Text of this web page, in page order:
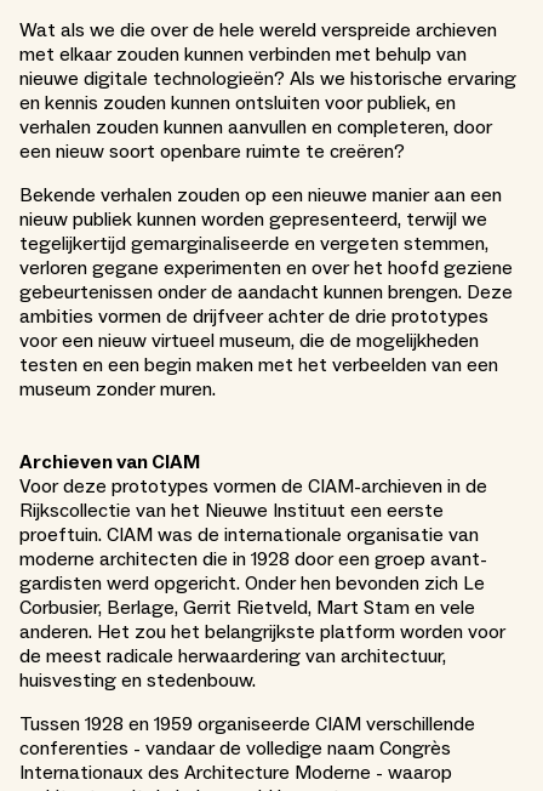
Wat als we die over de hele wereld verspreide archieven
met elkaar zouden kunnen verbinden met behulp van
nieuwe digitale technologieën? Als we historische ervaring
en kennis zouden kunnen ontsluiten voor publiek, en
verhalen zouden kunnen aanvullen en completeren, door
een nieuw soort openbare ruimte te creëren?
Bekende verhalen zouden op een nieuwe manier aan een
nieuw publiek kunnen worden gepresenteerd, terwijl we
tegelijkertijd gemarginaliseerde en vergeten stemmen,
verloren gegane experimenten en over het hoofd geziene
gebeurtenissen onder de aandacht kunnen brengen. Deze
ambities vormen de drijfveer achter de drie prototypes
voor een nieuw virtueel museum, die de mogelijkheden
testen en een begin maken met het verbeelden van een
museum zonder muren.
Archieven van CIAM
Voor deze prototypes vormen de CIAM-archieven in de
Rijkscollectie van het Nieuwe Instituut een eerste
proeftuin. CIAM was de internationale organisatie van
moderne architecten die in 1928 door een groep avant-
gardisten werd opgericht. Onder hen bevonden zich Le
Corbusier, Berlage, Gerrit Rietveld, Mart Stam en vele
anderen. Het zou het belangrijkste platform worden voor
de meest radicale herwaardering van architectuur,
huisvesting en stedenbouw.
Tussen 1928 en 1959 organiseerde CIAM verschillende
conferenties - vandaar de volledige naam Congrès
Internationaux des Architecture Moderne - waarop